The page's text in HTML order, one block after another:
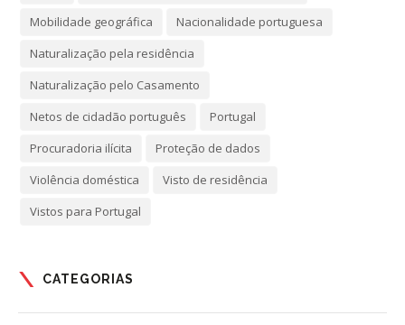
Mobilidade geográfica
Nacionalidade portuguesa
Naturalização pela residência
Naturalização pelo Casamento
Netos de cidadão português
Portugal
Procuradoria ilícita
Proteção de dados
Violência doméstica
Visto de residência
Vistos para Portugal
CATEGORIAS